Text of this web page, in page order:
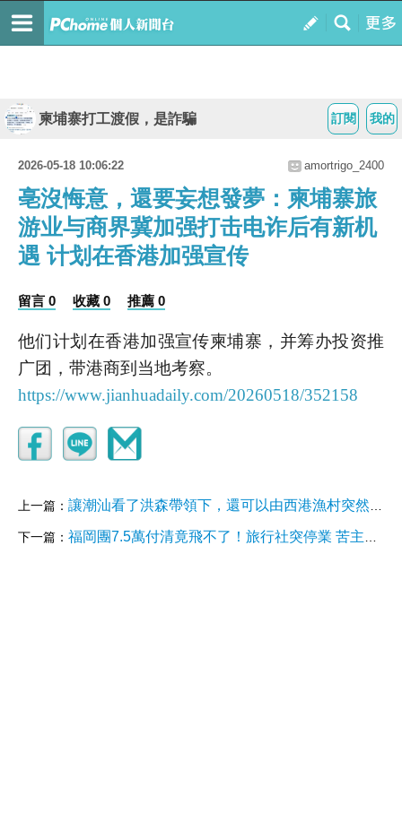
我的
訂閱
柬埔寨打工渡假，是詐騙
2026-05-18 10:06:22 amortrigo_2400
亳沒悔意，還要妄想發夢：柬埔寨旅
游业与商界冀加强打击电诈后有新机
遇 计划在香港加强宣传
留言 0 收藏 0 推薦 0
他们计划在香港加强宣传柬埔寨，并筹办投资推
广团，带港商到当地考察。
https://www.jianhuadaily.com/20260518/352158
上一篇： 讓潮汕看了洪森帶領下，還可以由西港漁村突然高速變成電詐，反應怎？
下一篇： 福岡團7.5萬付清竟飛不了！旅行社突停業 苦主崩潰